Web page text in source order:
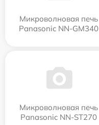
Микроволновая печь
Panasonic NN-GM340
Микроволновая печь
Panasonic NN-ST270